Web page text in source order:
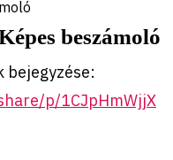
beszámoló
bejegyzése:
p/1CJpHmWjjX